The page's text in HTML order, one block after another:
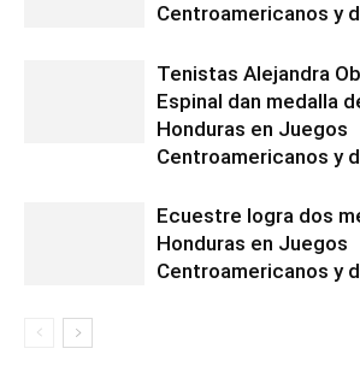
Centroamericanos y
Tenistas Alejandra
Espinal dan medalla
Honduras en Juegos
Centroamericanos y
Ecuestre logra dos
Honduras en Juegos
Centroamericanos y